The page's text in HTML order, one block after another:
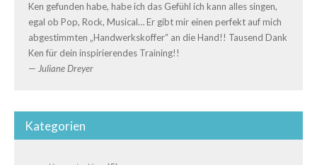
Ken gefunden habe, habe ich das Gefühl ich kann alles singen,
egal ob Pop, Rock, Musical… Er gibt mir einen perfekt auf mich
abgestimmten „Handwerkskoffer“ an die Hand!! Tausend Dank
Ken für dein inspirierendes Training!!
— Juliane Dreyer
Kategorien